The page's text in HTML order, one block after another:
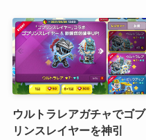
ウルトラレアガチャでゴブ
リンスレイヤーを神引